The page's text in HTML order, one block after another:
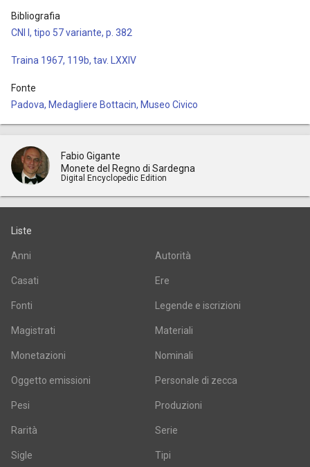
Bibliografia
CNI I, tipo 57 variante, p. 382
Traina 1967, 119b, tav. LXXIV
Fonte
Padova, Medagliere Bottacin, Museo Civico
Fabio Gigante
Monete del Regno di Sardegna
Digital Encyclopedic Edition
Liste
Anni Autorità
Casati Ere
Fonti Legende e iscrizioni
Magistrati Materiali
Monetazioni Nominali
Oggetto emissioni Personale di zecca
Pesi Produzioni
Rarità Serie
Sigle Tipi